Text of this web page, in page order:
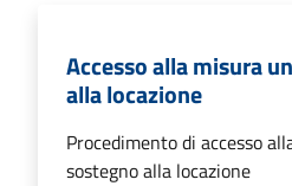
Accesso alla misura
alla locazione
Procedimento di accesso
sostegno alla locazione